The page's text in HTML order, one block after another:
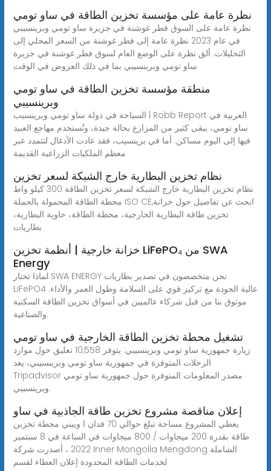
نظرة عامة على مؤسسة تخزين الطاقة في ساو تومي
نظرة عامة على السوق فطر غوشنة في جزيرة ساو تومي وبرينسيبي
في عام 2023 نظرة عامة إلى فطر غوشنة من السعر المحلي إلى
التحليلات. ألق نظرة على الوضع العام لسوق فطر غوشنة في جزيرة
ساو تومي وبرينسيبي بما في ذلك العروض في الوقت
منطقة مؤسسة تخزين الطاقة في ساو تومي
وبرينسيبي
السياحة في دولة ساو تومي وبرينسيب | Robb Report العربية في
ساو تومي، يبقى كثير من المزارع بحالة جيدة، وتُستخدم مهاجع العبيد
فيها إلى اليوم مساكن. أما في برينسيب، فقد عادت الأدغال لتتمدد عبر
معظم الملكيات الزراعية القديمة
نظام تخزين البطارية خارج الشبكة لسعر تخزين
نظام تخزين البطارية خارج الشبكة لسعر تخزين الطاقة 300 كيلو واط
محطة الطاقة المحمولة بالجملة ISO CE,ابحث عن تفاصيل حول خزانة
تخزين طاقة البطارية الخارجية، محطة الطاقة، حاوية البطارية،
بطاريات
خزانة خارجية | أنظمة تخزين LiFePO₄ من SWA
Energy
لماذا تختار SWA ENERGY نحن متخصصون في تصدير بطاريات
LiFePO4 عالية الجودة مع تركيز قوي على السلامة وطول العمر والأداء.
موثوق بنا من قبل شركاء عالميين في أسواق تخزين الطاقة السكنية
والصناعية.
تشغيل محطة تخزين الطاقة الخارجية في ساو تومي
زيارة جمهورية ساو تومي وبرينسيبي: يتوفر 10,558 تعليق حول موارد
الرحلات المتوفرة في جمهورية ساو تومي وبرينسيبي، يعد
Tripadvisor مصدر المعلومات المتوفرة حول جمهورية ساو تومي
وبرينسيبي.
إعلان مناقصة مشروع تخزين طاقة الجاذبية في ساو
يغطي المشروع مساحة تبلغ حوالي 70 فدان ا ويبني محطة تخزين
طاقة بقدرة 200 ميجاوات / 800 ميجاوات في الساعة في 8 سبتمبر
2022 ، أصدرت شركة Inner Mongolia Mengdong الشاملة
لخدمات الطاقة المحدودة إعلان العطاء لقسم